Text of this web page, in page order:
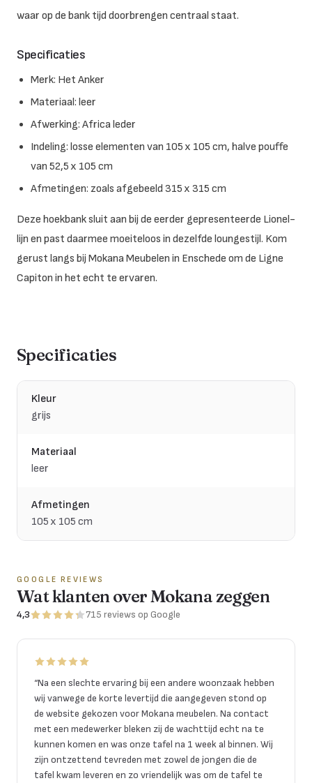
waar op de bank tijd doorbrengen centraal staat.
Specificaties
Merk: Het Anker
Materiaal: leer
Afwerking: Africa leder
Indeling: losse elementen van 105 x 105 cm, halve pouffe
van 52,5 x 105 cm
Afmetingen: zoals afgebeeld 315 x 315 cm
Deze hoekbank sluit aan bij de eerder gepresenteerde Lionel-
lijn en past daarmee moeiteloos in dezelfde loungestijl. Kom
gerust langs bij Mokana Meubelen in Enschede om de Ligne
Capiton in het echt te ervaren.
Specificaties
Kleur
grijs
Materiaal
leer
Afmetingen
105 x 105 cm
GOOGLE REVIEWS
Wat klanten over Mokana zeggen
4,3 715 reviews op Google
“Na een slechte ervaring bij een andere woonzaak hebben
wij vanwege de korte levertijd die aangegeven stond op
de website gekozen voor Mokana meubelen. Na contact
met een medewerker bleken zij de wachttijd echt na te
kunnen komen en was onze tafel na 1 week al binnen. Wij
zijn ontzettend tevreden met zowel de jongen die de
tafel kwam leveren en zo vriendelijk was om de tafel te